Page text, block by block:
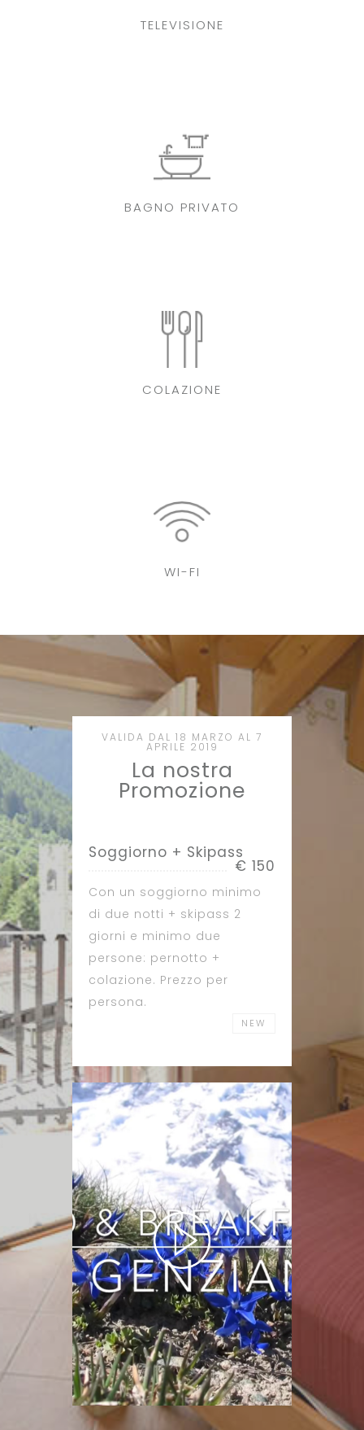
TELEVISIONE
BAGNO PRIVATO
COLAZIONE
WI-FI
VALIDA DAL 18 MARZO AL 7
APRILE 2019
La nostra
Promozione
Soggiorno + Skipass
€ 150
Con un soggiorno minimo
di due notti + skipass 2
giorni e minimo due
persone: pernotto +
colazione. Prezzo per
persona.
NEW